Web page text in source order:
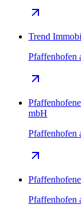
Trend
Pfaffenhofen
mbH
Pfaffenhofen
Pfaffenhofen